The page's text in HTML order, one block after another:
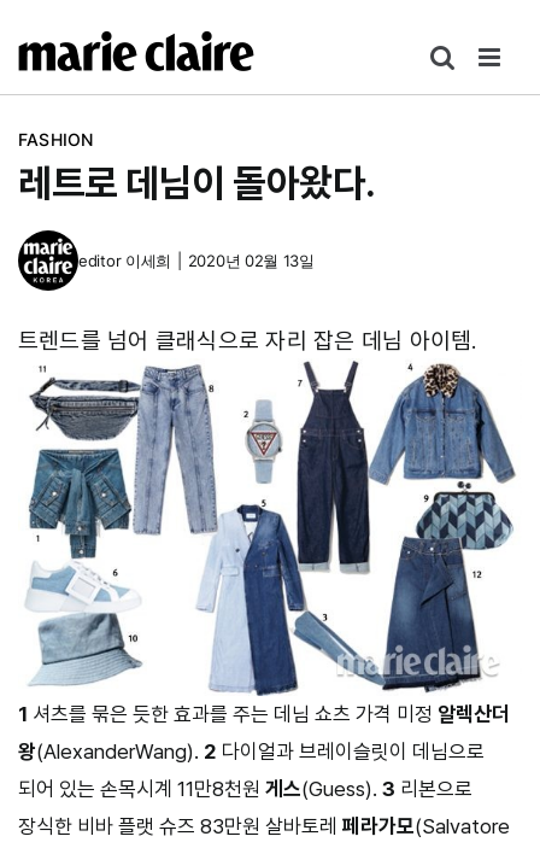
텐
FASHION
레트로 데님이 돌아왔다.
editor 이세희 2020년 02월 13일
트렌드를 넘어 클래식으로 자리 잡은 데님 아이템.
1 셔츠를 묶은 듯한 효과를 주는 데님 쇼츠 가격 미정 알렉산더
왕(AlexanderWang). 2 다이얼과 브레이슬릿이 데님으로
되어 있는 손목시계 11만8천원 게스(Guess). 3 리본으로
장식한 비바 플랫 슈즈 83만원 살바토레 페라가모(Salvatore